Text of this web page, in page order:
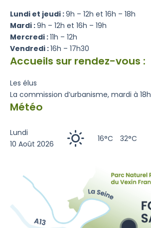
Lundi et jeudi :9h – 12h et 16h – 18h
Mardi :9h – 12h et 16h – 19h
Mercredi :11h – 12h
Vendredi :16h – 17h30
Accueils sur rendez-vous :
Les élus
La commission d’urbanisme, mardi à 18h
Météo
Lundi
10 Août 2026
16°C 32°C